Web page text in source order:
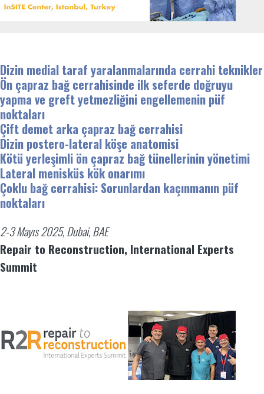
Dizin medial taraf yaralanmalarında cerrahi teknikler
Ön çapraz bağ cerrahisinde ilk seferde doğruyu
yapma ve greft yetmezliğini engellemenin püf
noktaları
Çift demet arka çapraz bağ cerrahisi
Dizin postero-lateral köşe anatomisi
Kötü yerleşimli ön çapraz bağ tünellerinin yönetimi
Lateral menisküs kök onarımı
Çoklu bağ cerrahisi: Sorunlardan kaçınmanın püf
noktaları
2-3 Mayıs 2025, Dubai, BAE
Repair to Reconstruction, International Experts
Summit